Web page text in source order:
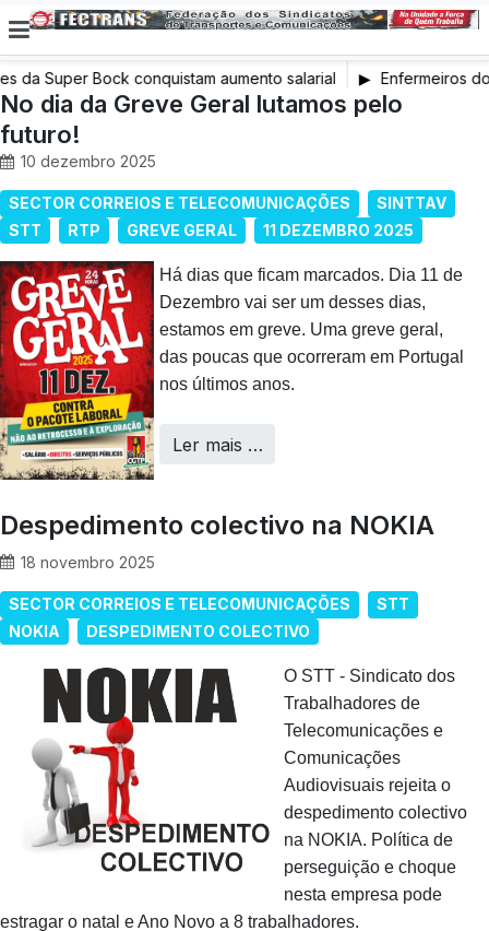
Super Bock conquistam aumento salarial
Enfermeiros do
em Greve
No dia da Greve Geral lutamos pelo
futuro!
10 dezembro 2025
SECTOR CORREIOS E TELECOMUNICAÇÕES
SINTTAV
STT
RTP GREVE GERAL 11 DEZEMBRO 2025
Há dias que ficam marcados. Dia 11 de
Dezembro vai ser um desses dias,
estamos em greve. Uma greve geral,
das poucas que ocorreram em Portugal
nos últimos anos.
Ler mais …
Despedimento colectivo na NOKIA
18 novembro 2025
SECTOR CORREIOS E TELECOMUNICAÇÕES
STT
NOKIA
DESPEDIMENTO COLECTIVO
O STT - Sindicato dos
Trabalhadores de
Telecomunicações e
Comunicações
Audiovisuais rejeita o
despedimento colectivo
na NOKIA. Política de
perseguição e choque
nesta empresa pode
estragar o natal e Ano Novo a 8 trabalhadores.